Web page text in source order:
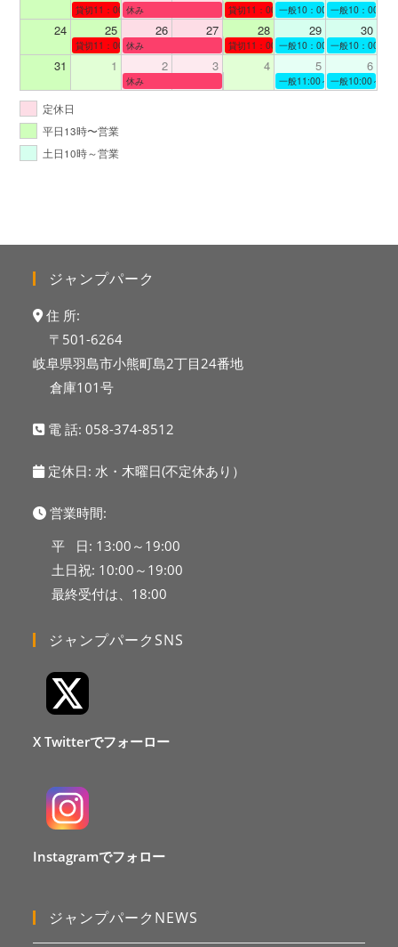
貸切11：00～12：00
休み 貸切11：00～13：00一般10：00～19：00
一般10：00～
24 25 26 27 28 29 30
貸切11：00～12：00
休み 貸切11：00～12：00一般10：00～19：00
一般10：00～
31 1 2 3 4 5 6
休み 一般11:00～19:00一般10:00～
定休日
平日13時〜営業
土日10時～営業
ジャンプパーク
住 所:
〒501-6264
岐阜県羽島市小熊町島2丁目24番地
倉庫101号
電 話:058-374-8512
定休日: 水・木曜日(不定休あり）
営業時間:
平 日: 13:00～19:00
土日祝: 10:00～19:00
最終受付は、18:00
ジャンプパークSNS
X Twitterでフォーロー
Instagramでフォロー
ジャンプパークNEWS